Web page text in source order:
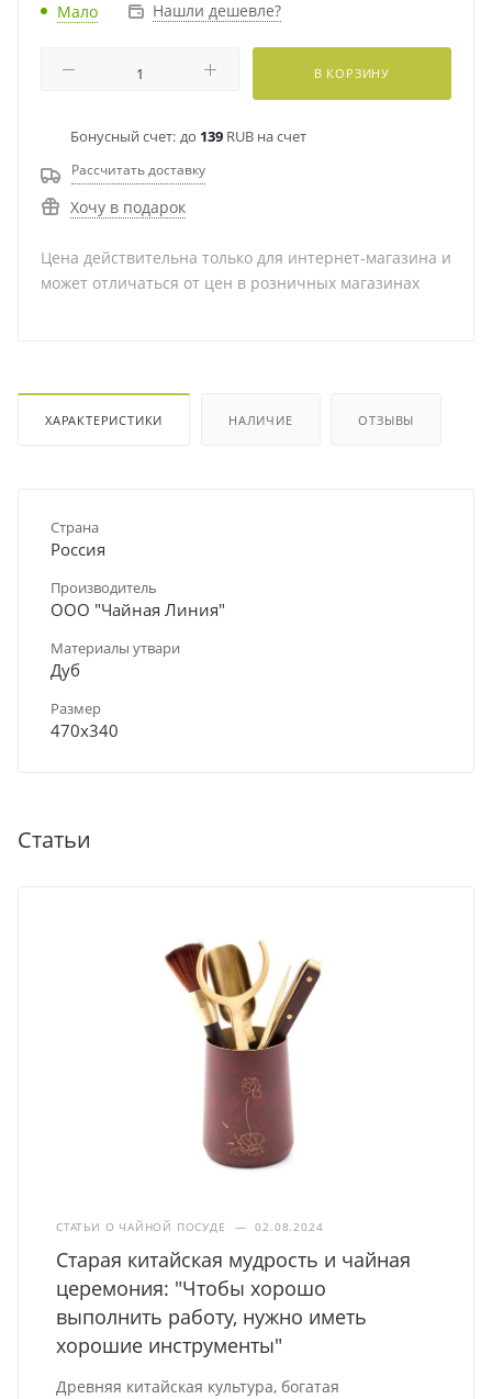
Мало Нашли дешевле?
В КОРЗИНУ
Бонусный счет: до 139 RUB на счет
Рассчитать доставку
Хочу в подарок
Цена действительна только для интернет-магазина и
может отличаться от цен в розничных магазинах
ХАРАКТЕРИСТИКИ НАЛИЧИЕ ОТЗЫВЫ
Страна
Россия
Производитель
ООО "Чайная Линия"
Материалы утвари
Дуб
Размер
470х340
Статьи
СТАТЬИ О ЧАЙНОЙ ПОСУДЕ — 02.08.2024
Старая китайская мудрость и чайная
церемония: "Чтобы хорошо
выполнить работу, нужно иметь
хорошие инструменты"
Древняя китайская культура, богатая